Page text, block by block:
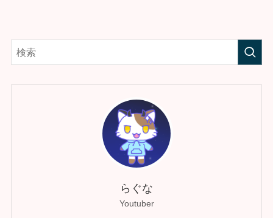
らぐな
Youtuber